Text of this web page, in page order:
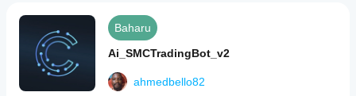
Baharu
Ai_SMCTradingBot_v2
ahmedbello82